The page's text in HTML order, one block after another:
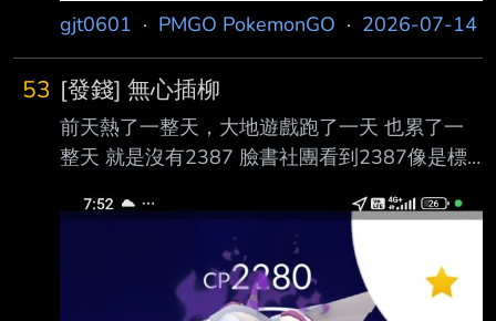
gjt0601 · PMGO PokemonGO · 2026-07-14
53 [發錢] 無心插柳
前天熱了一整天，大地遊戲跑了一天 也累了一
整天 就是沒有2387 臉書社團看到2387像是標
黃券 https://i.mopix.cc/wC0slY.jpg 然後就抓到
了這位仁兄... 有多的資源再讓牠長大吧 下班發
15位 跟我一樣 沒抓到2387的人（抽） --- 上述
提醒當您看完沒問題請按Ctrl+y可快速刪除整行